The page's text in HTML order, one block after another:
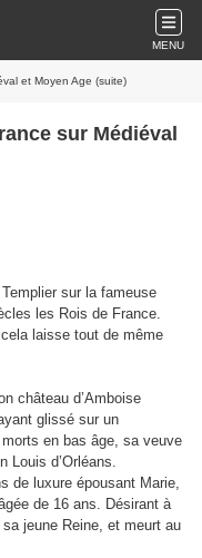
MENU
et Moyen Age (suite)
sur Médiéval
sur la fameuse
les Rois de France.
laisse tout de même
château d’Amboise
glissé sur un
en bas âge, sa veuve
Louis d’Orléans.
de luxure épousant Marie,
de 16 ans. Désirant à
jeune Reine, et meurt au